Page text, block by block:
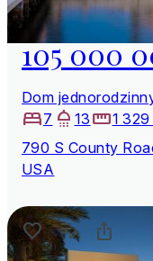
105 000
Dom
7
13
1 329
790 S County
USA